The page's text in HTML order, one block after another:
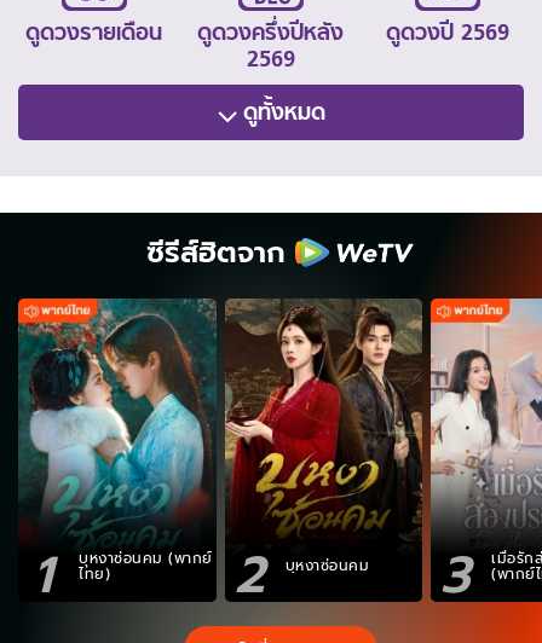
ดูดวงรายเดือน
ดูดวงครึ่งปีหลัง
2569
ดูดวงปี 2569
ดูทั้งหมด
ซีรีส์ฮิตจาก
1 บุหงาซ่อนคม (พากย์
ไทย) 2 บุหงาซ่อนคม 3 เมื่อรัก
(พากย์